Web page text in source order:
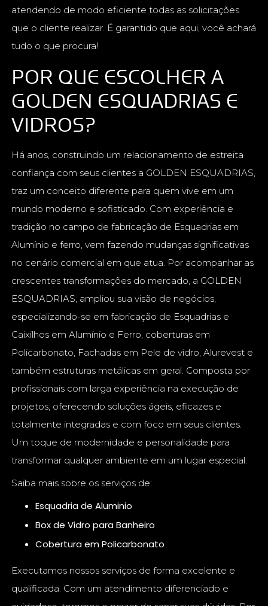
atendendo de modo eficiente todas as solicitações
que o cliente realizar. É garantido que aqui, você achará
tudo o que procura!
POR QUE ESCOLHER A
GOLDEN ESQUADRIAS E
VIDROS?
Há anos, construindo um relacionamento de estreita
confiança com seus clientes a GOLDEN ESQUADRIAS,
traz um conceito diferente para quem vive em um
mundo moderno e sofisticado. Com experiência e
tradição no campo de fabricação de Esquadrias em
Alumínio e ferro, vem fazendo mudanças significativas
no cenário comercial em que atua. Por acompanhar as
crescentes transformações do mercado, a GOLDEN
ESQUADRIAS, ampliou sua visão de negócios,
especializando-se em fabricação de Esquadrias e
Caixilhos em Alumínio e Ferro, coberturas em
Policarbonato, Fachadas em Pele de vidro, Alurevest e
também estruturas metálicas em geral. Composta por
profissionais com larga experiência na execução de
projetos, oferecendo soluções ágeis, eficazes e
totalmente integradas e com foco em seus clientes.
Um toque de modernidade e personalidade para
transformar qualquer ambiente em um lugar especial.
Saiba mais sobre os serviços de:
Esquadria de Aluminio
Box de Vidro para Banheiro
Cobertura em Policarbonato
Executamos nossos serviços de forma excelente e
qualificada. Com um atendimento diferenciado e